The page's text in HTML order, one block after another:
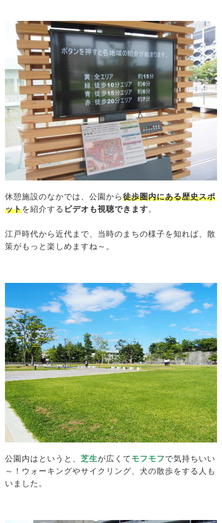
休憩施設のなかでは、公園から徒歩圏内にある歴史スポ
ットを紹介する ビデオも視聴できます。
江戸時代から近代まで、当時のまちの様子を知れば、散
策がもっと楽しめますね～。
公園内はというと、 芝生が広くて モフモフで気持ちいい
～！ウォーキングやサイクリング、犬の散歩をする人も
いました。